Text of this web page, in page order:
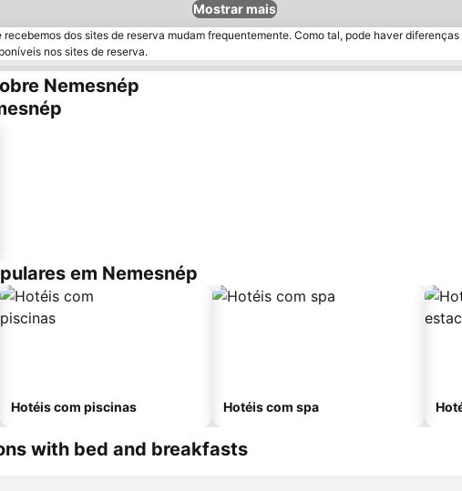
Mostrar mais
dos sites de reserva mudam frequentemente. Como tal, pode haver
nos sites de reserva.
Nemesnép
em Nemesnép
Hotéis com piscinas Hotéis com spa
with bed and breakfasts